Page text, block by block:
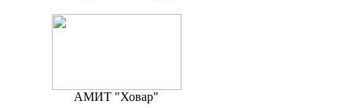
АМИТ "Ховар"